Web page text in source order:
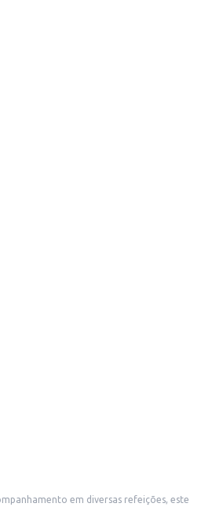
em diversas refeições, este